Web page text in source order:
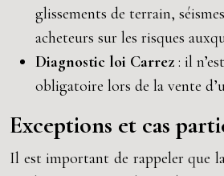
glissements de terrain,
acheteurs sur les risques
Diagnostic loi Carrez : il
obligatoire lors de la vente
Exceptions et cas
Il est important de rappeler que